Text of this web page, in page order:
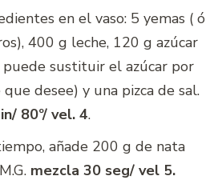
en el vaso: 5 yemas ( ó
400 g leche, 120 g azúcar
puede sustituir el azúcar por
desee) y una pizca de sal.
80º/ vel. 4.
añade 200 g de nata
mezcla 30 seg/ vel 5.